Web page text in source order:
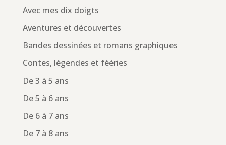
Avec mes dix doigts
Aventures et découvertes
Bandes dessinées et romans graphiques
Contes, légendes et fééries
De 3 à 5 ans
De 5 à 6 ans
De 6 à 7 ans
De 7 à 8 ans